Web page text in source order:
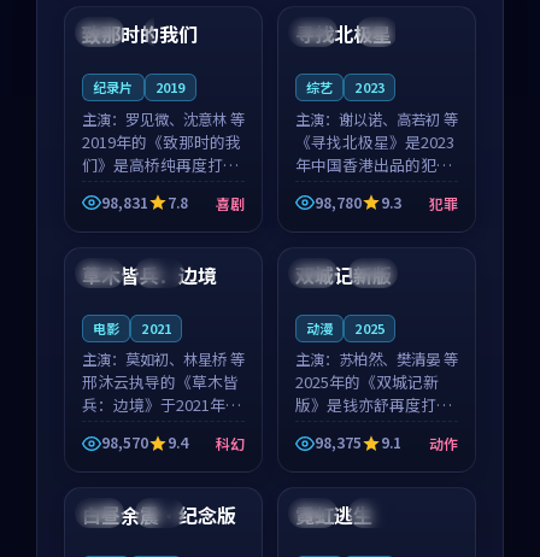
中国 4K
致那时的我们
纪录片 2019
主演： 罗见微、沈意林 等
2019年的《致那时的我
们》是高桥纯再度打磨
的喜剧佳作。中国大陆
的取景与都市寓言的氛
围相互成就，罗见微与
沈意林的对手戏自然克
制，让整部影片在悬
98,831 7.8 喜剧
中国 4K
寻找北极星
综艺 2023
主演： 谢以诺、高若初 等
《寻找北极星》是2023
年中国香港出品的犯罪
新作，主创团队希望用
公路冒险的故事让观众
停下来想一想。谢以诺
领衔，高若初担任重要
角色，戚南柯的叙事
98,780 9.3 犯罪
泰国 独播
草木皆兵：边境
电影 2021
主演： 莫如初、林星桥 等
邢沐云执导的《草木皆
兵：边境》于2021年面
世，泰国的城市气质与
校园青春的人物心境共
同构筑了影片基调。莫
如初、林星桥用细腻的
表演撑起整部科幻电
98,570 9.4 科幻
中国 独播
双城记新版
动漫 2025
主演： 苏柏然、樊清晏 等
2025年的《双城记新
版》是钱亦舒再度打磨
的动作佳作。中国大陆
的取景与沙漠探险的氛
围相互成就，苏柏然与
樊清晏的对手戏自然克
制，让整部影片在悬念
98,375 9.1 动作
美国 院线
白昼余震·纪念版 中国 热播
霓虹逃生